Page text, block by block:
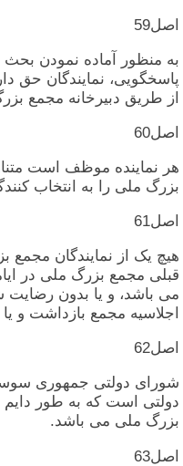
اصل‏59
به‏ منظور آماده‏ نمودن‏
پاسخگویی‏، نمایندگان‏ حق‏
از طریق‏ دبیرخانه‏ مجمع
اصل‏60
هر نماینده‏ موظف‏ است‏
بزرگ‏ ملی‏ را به‏ انتخاب‏
اصل‏61
هیچ‏ یک‏ از نمایندگان‏
قبلی‏ مجمع بزرگ‏ ملی‏ در
می‏ باشد، و یا بدون‏ رضایت‏
اجلاسیه‏ مجمع بازداشت‏ و
اصل‏62
شورای‏ دولتی‏ جمهوری‏
دولتی‏ است‏ که‏ به‏ طور دایم‏
بزرگ‏ ملی‏ می‏ باشد.
اصل‏63